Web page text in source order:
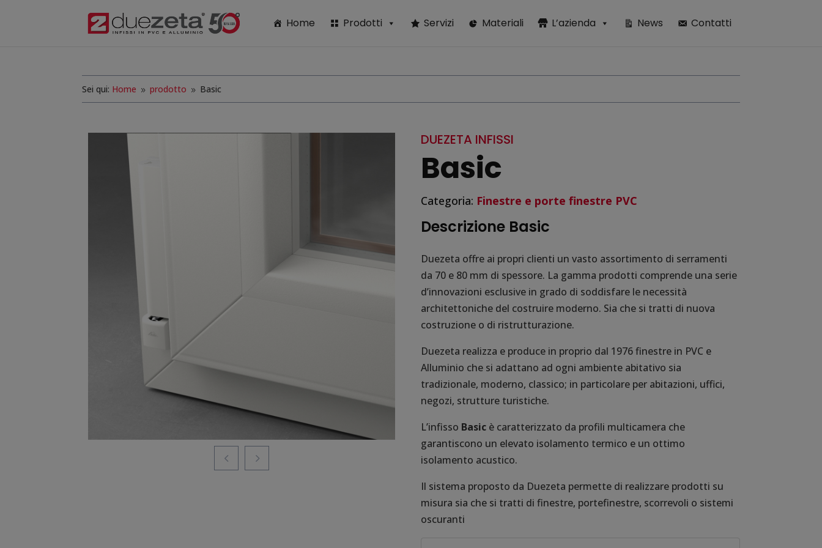
Home Prodotti Servizi Materiali L’azienda News Contatti
Sei qui: Home 9 prodotto 9 Basic
DUEZETA INFISSI
Basic
Categoria: Finestre e porte finestre PVC
Descrizione Basic
Duezeta offre ai propri clienti un vasto assortimento di serramenti
da 70 e 80 mm di spessore. La gamma prodotti comprende una serie
d’innovazioni esclusive in grado di soddisfare le necessità
architettoniche del costruire moderno. Sia che si tratti di nuova
costruzione o di ristrutturazione.
Duezeta realizza e produce in proprio dal 1976 finestre in PVC e
Alluminio che si adattano ad ogni ambiente abitativo sia
tradizionale, moderno, classico; in particolare per abitazioni, uffici,
negozi, strutture turistiche.
L’infisso Basic è caratterizzato da profili multicamera che
garantiscono un elevato isolamento termico e un ottimo
isolamento acustico.
Il sistema proposto da Duezeta permette di realizzare prodotti su
misura sia che si tratti di finestre, portefinestre, scorrevoli o sistemi
oscuranti